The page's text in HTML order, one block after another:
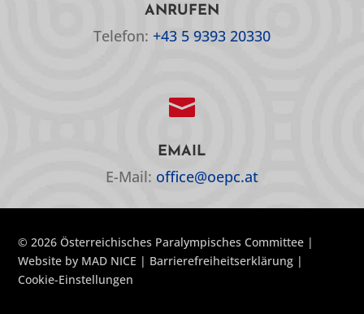
ANRUFEN
Telefon: +43 5 9393 20330

EMAIL
E-Mail: office@oepc.at
© 2026 Österreichisches Paralympisches Committee |
Website by MAD NICE | Barrierefreiheitserklärung |
Cookie-Einstellungen